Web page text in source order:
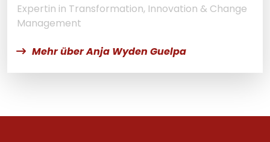
Expertin in Transformation, Innovation & Change
Management
Mehr über Anja Wyden Guelpa